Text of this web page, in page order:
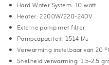
Hard Water System: 10 watt
Heater: 2200W/220-240V
Externe pomp met filter
Pompcapaciteit: 1514 l/u
Verwarming instelbaar van 20
Snelheid verwarming: 1.5-2.5